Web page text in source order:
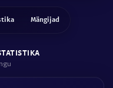
Mängijad